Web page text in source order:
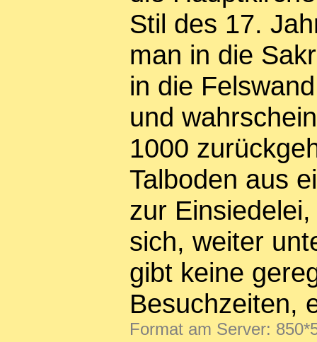
Stil des 17.
man in die
in die
und
1000
Talboden aus
zur
sich, weiter
gibt keine
Besuchzeiten,
Format am Server: